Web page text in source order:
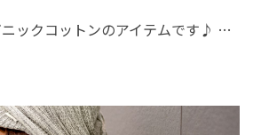
ックコットンのアイテムです♪ …